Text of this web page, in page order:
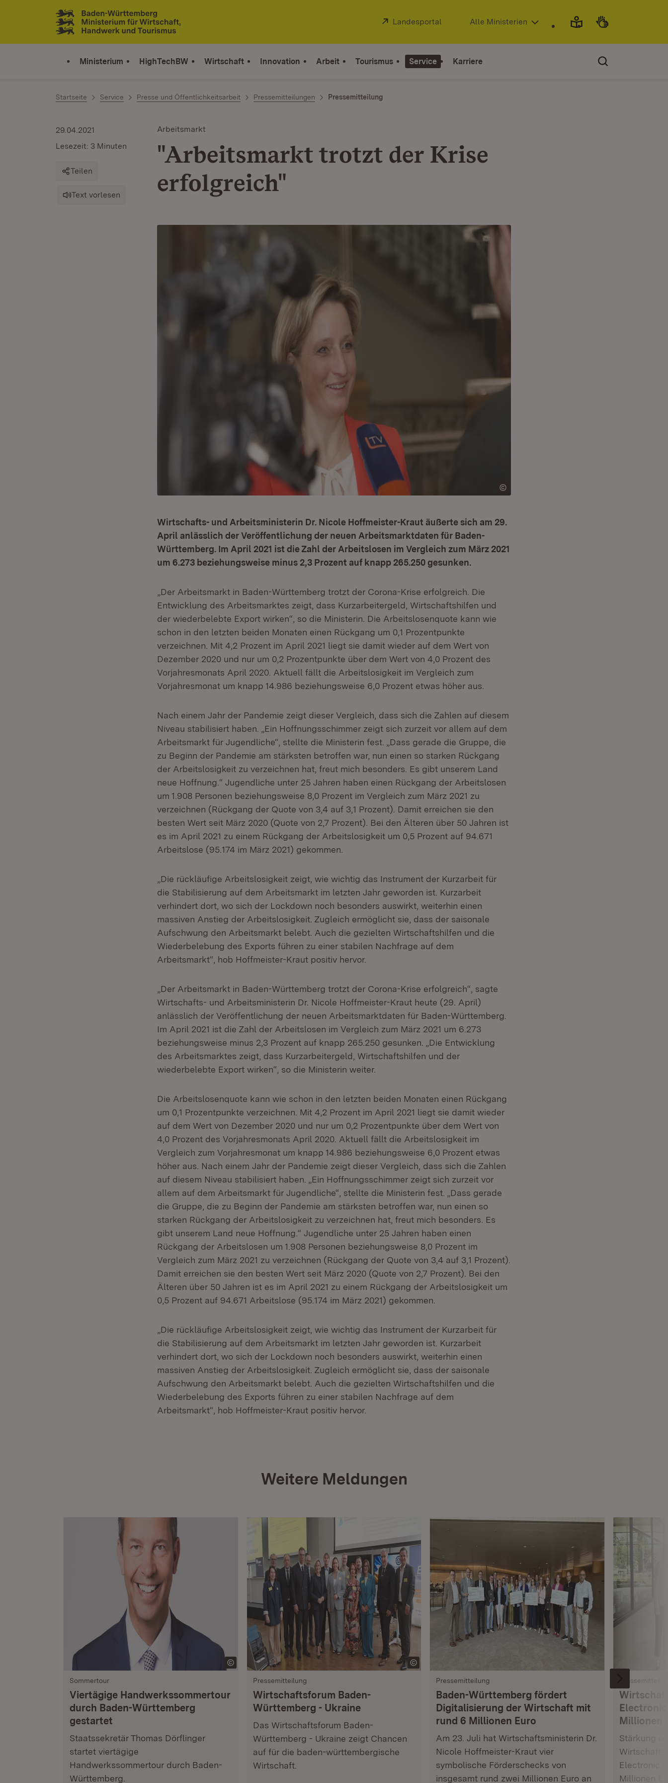
Zum Inhalt springen
Link zur Startseite
Extern:
Landesportal (Öffnet in neuem Fenster)
Alle Ministerien
Ministerium HighTechBW Wirtschaft Innovation Arbeit Tourismus Service Karriere
Startseite Service Presse und Öffentlichkeitsarbeit Pressemitteilungen Pressemitteilung
Arbeitsmarkt
"Arbeitsmarkt trotzt der Krise
erfolgreich"
29.04.2021
Lesezeit: 3 Minuten
Teilen
Text vorlesen
Wirtschafts- und Arbeitsministerin Dr. Nicole Hoffmeister-Kraut äußerte sich am 29.
April anlässlich der Veröffentlichung der neuen Arbeitsmarktdaten für Baden-
Württemberg. Im April 2021 ist die Zahl der Arbeitslosen im Vergleich zum März 2021
um 6.273 beziehungsweise minus 2,3 Prozent auf knapp 265.250 gesunken.
„Der Arbeitsmarkt in Baden-Württemberg trotzt der Corona-Krise erfolgreich. Die
Entwicklung des Arbeitsmarktes zeigt, dass Kurzarbeitergeld, Wirtschaftshilfen und
der wiederbelebte Export wirken“, so die Ministerin. Die Arbeitslosenquote kann wie
schon in den letzten beiden Monaten einen Rückgang um 0,1 Prozentpunkte
verzeichnen. Mit 4,2 Prozent im April 2021 liegt sie damit wieder auf dem Wert von
Dezember 2020 und nur um 0,2 Prozentpunkte über dem Wert von 4,0 Prozent des
Vorjahresmonats April 2020. Aktuell fällt die Arbeitslosigkeit im Vergleich zum
Vorjahresmonat um knapp 14.986 beziehungsweise 6,0 Prozent etwas höher aus.
Nach einem Jahr der Pandemie zeigt dieser Vergleich, dass sich die Zahlen auf diesem
Niveau stabilisiert haben. „Ein Hoffnungsschimmer zeigt sich zurzeit vor allem auf dem
Arbeitsmarkt für Jugendliche“, stellte die Ministerin fest. „Dass gerade die Gruppe, die
zu Beginn der Pandemie am stärksten betroffen war, nun einen so starken Rückgang
der Arbeitslosigkeit zu verzeichnen hat, freut mich besonders. Es gibt unserem Land
neue Hoffnung.“ Jugendliche unter 25 Jahren haben einen Rückgang der Arbeitslosen
um 1.908 Personen beziehungsweise 8,0 Prozent im Vergleich zum März 2021 zu
verzeichnen (Rückgang der Quote von 3,4 auf 3,1 Prozent). Damit erreichen sie den
besten Wert seit März 2020 (Quote von 2,7 Prozent). Bei den Älteren über 50 Jahren ist
es im April 2021 zu einem Rückgang der Arbeitslosigkeit um 0,5 Prozent auf 94.671
Arbeitslose (95.174 im März 2021) gekommen.
„Die rückläufige Arbeitslosigkeit zeigt, wie wichtig das Instrument der Kurzarbeit für
die Stabilisierung auf dem Arbeitsmarkt im letzten Jahr geworden ist. Kurzarbeit
verhindert dort, wo sich der Lockdown noch besonders auswirkt, weiterhin einen
massiven Anstieg der Arbeitslosigkeit. Zugleich ermöglicht sie, dass der saisonale
Aufschwung den Arbeitsmarkt belebt. Auch die gezielten Wirtschaftshilfen und die
Wiederbelebung des Exports führen zu einer stabilen Nachfrage auf dem
Arbeitsmarkt“, hob Hoffmeister-Kraut positiv hervor.
„Der Arbeitsmarkt in Baden-Württemberg trotzt der Corona-Krise erfolgreich“, sagte
Wirtschafts- und Arbeitsministerin Dr. Nicole Hoffmeister-Kraut heute (29. April)
anlässlich der Veröffentlichung der neuen Arbeitsmarktdaten für Baden-Württemberg.
Im April 2021 ist die Zahl der Arbeitslosen im Vergleich zum März 2021 um 6.273
beziehungsweise minus 2,3 Prozent auf knapp 265.250 gesunken. „Die Entwicklung
des Arbeitsmarktes zeigt, dass Kurzarbeitergeld, Wirtschaftshilfen und der
wiederbelebte Export wirken“, so die Ministerin weiter.
Die Arbeitslosenquote kann wie schon in den letzten beiden Monaten einen Rückgang
um 0,1 Prozentpunkte verzeichnen. Mit 4,2 Prozent im April 2021 liegt sie damit wieder
auf dem Wert von Dezember 2020 und nur um 0,2 Prozentpunkte über dem Wert von
4,0 Prozent des Vorjahresmonats April 2020. Aktuell fällt die Arbeitslosigkeit im
Vergleich zum Vorjahresmonat um knapp 14.986 beziehungsweise 6,0 Prozent etwas
höher aus. Nach einem Jahr der Pandemie zeigt dieser Vergleich, dass sich die Zahlen
auf diesem Niveau stabilisiert haben. „Ein Hoffnungsschimmer zeigt sich zurzeit vor
allem auf dem Arbeitsmarkt für Jugendliche“, stellte die Ministerin fest. „Dass gerade
die Gruppe, die zu Beginn der Pandemie am stärksten betroffen war, nun einen so
starken Rückgang der Arbeitslosigkeit zu verzeichnen hat, freut mich besonders. Es
gibt unserem Land neue Hoffnung.“ Jugendliche unter 25 Jahren haben einen
Rückgang der Arbeitslosen um 1.908 Personen beziehungsweise 8,0 Prozent im
Vergleich zum März 2021 zu verzeichnen (Rückgang der Quote von 3,4 auf 3,1 Prozent).
Damit erreichen sie den besten Wert seit März 2020 (Quote von 2,7 Prozent). Bei den
Älteren über 50 Jahren ist es im April 2021 zu einem Rückgang der Arbeitslosigkeit um
0,5 Prozent auf 94.671 Arbeitslose (95.174 im März 2021) gekommen.
„Die rückläufige Arbeitslosigkeit zeigt, wie wichtig das Instrument der Kurzarbeit für
die Stabilisierung auf dem Arbeitsmarkt im letzten Jahr geworden ist. Kurzarbeit
verhindert dort, wo sich der Lockdown noch besonders auswirkt, weiterhin einen
massiven Anstieg der Arbeitslosigkeit. Zugleich ermöglicht sie, dass der saisonale
Aufschwung den Arbeitsmarkt belebt. Auch die gezielten Wirtschaftshilfen und die
Wiederbelebung des Exports führen zu einer stabilen Nachfrage auf dem
Arbeitsmarkt“, hob Hoffmeister-Kraut positiv hervor.
Weitere Meldungen
Sommertour
Viertägige Handwerkssommertour
durch Baden-Württemberg
gestartet
Staatssekretär Thomas Dörflinger
startet viertägige
Handwerkssommertour durch Baden-
Württemberg.
Pressemitteilung
Wirtschaftsforum Baden-
Württemberg - Ukraine
Das Wirtschaftsforum Baden-
Württemberg - Ukraine zeigt Chancen
auf für die baden-württembergische
Wirtschaft.
Pressemitteilung
Baden-Württemberg fördert
Digitalisierung der Wirtschaft mit
rund 6 Millionen Euro
Am 23. Juli hat Wirtschaftsministerin Dr.
Nicole Hoffmeister-Kraut vier
symbolische Förderschecks von
insgesamt rund zwei Millionen Euro an
Millionen
Stärkung
Electronic
Millionen